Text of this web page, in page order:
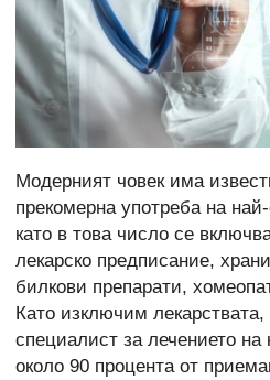
Модерният човек има
прекомерна употреба на
като в това число се
лекарско предписание,
билкови препарати,
Като изключим
специалист за лечението на
около 90 процента от